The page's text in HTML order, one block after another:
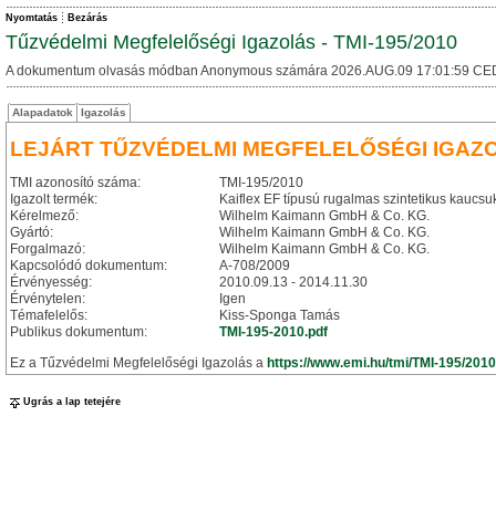
Nyomtatás Bezárás
Tűzvédelmi Megfelelőségi Igazolás - TMI-195/2010
A dokumentum olvasás módban Anonymous számára 2026.AUG.09 17:01:59
Alapadatok Igazolás
LEJÁRT TŰZVÉDELMI MEGFELELŐSÉGI
TMI azonosító száma:
TMI-195/2010
Igazolt termék:
Kaiflex EF típusú rugalmas szintetikus
Kérelmező:
Wilhelm Kaimann GmbH & Co. KG.
Gyártó:
Wilhelm Kaimann GmbH & Co. KG.
Forgalmazó:
Wilhelm Kaimann GmbH & Co. KG.
Kapcsolódó dokumentum:
A-708/2009
Érvényesség:
2010.09.13 - 2014.11.30
Érvénytelen:
Igen
Témafelelős:
Kiss-Sponga Tamás
Publikus dokumentum:
TMI-195-2010.pdf
Ez a Tűzvédelmi Megfelelőségi Igazolás a https://www.emi.hu/tmi/TMI-195/2010
Ugrás a lap tetejére